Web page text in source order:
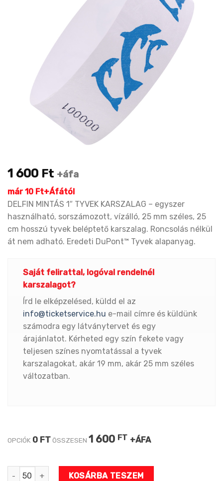
1 600 Ft +áfa
már 10 Ft+Áfától
DELFIN MINTÁS 1″ TYVEK KARSZALAG – egyszer
használható, sorszámozott, vízálló, 25 mm széles, 25
cm hosszú tyvek beléptető karszalag. Roncsolás nélkül
át nem adható. Eredeti DuPont™ Tyvek alapanyag.
Saját felirattal, logóval rendelnél
karszalagot?
Írd le elképzelésed, küldd el az
info@ticketservice.hu e-mail címre és küldünk
számodra egy látványtervet és egy
árajánlatot. Kérheted egy szín fekete vagy
teljesen színes nyomtatással a tyvek
karszalagokat, akár 19 mm, akár 25 mm széles
változatban.
OPCIÓK 0 FTÖSSZESEN 1 600 FT +ÁFA
DELFINES 1"-s tyvek karszalag mennyiség
KOSÁRBA TESZEM